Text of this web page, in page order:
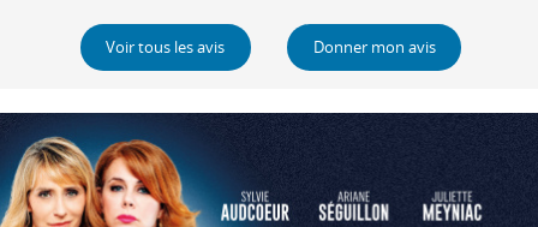
Voir tous les avis Donner mon avis